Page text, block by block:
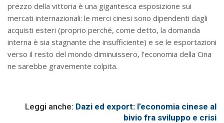
prezzo della vittoria è una gigantesca esposizione sui
mercati internazionali: le merci cinesi sono dipendenti dagli
acquisti esteri (proprio perché, come detto, la domanda
interna è sia stagnante che insufficiente) e se le esportazioni
verso il resto del mondo diminuissero, l’economia della Cina
ne sarebbe gravemente colpita.
Leggi anche: Dazi ed export: l’economia cinese al
bivio fra sviluppo e crisi